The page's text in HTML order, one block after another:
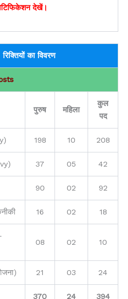
देखें।
का विवरण
पुरुष महिला
कुल
पद
198 10 208
37 05 42
90 02 92
16 02 18
08 02 10
21 03 24
370 24 394